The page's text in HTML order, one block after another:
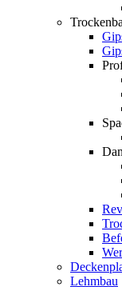
Lehmbau